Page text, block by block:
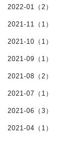
2022-01（2）
2021-11（1）
2021-10（1）
2021-09（1）
2021-08（2）
2021-07（1）
2021-06（3）
2021-04（1）